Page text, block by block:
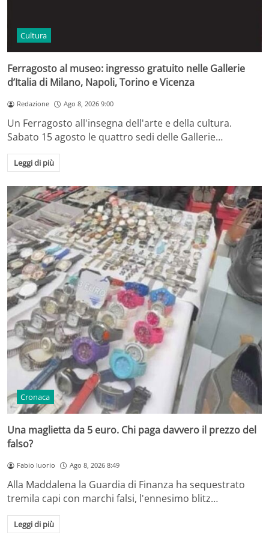
Cultura
Ferragosto al museo: ingresso gratuito nelle Gallerie
d’Italia di Milano, Napoli, Torino e Vicenza
Redazione Ago 8, 2026 9:00
Un Ferragosto all'insegna dell'arte e della cultura.
Sabato 15 agosto le quattro sedi delle Gallerie…
Leggi di più
Cronaca
Una maglietta da 5 euro. Chi paga davvero il prezzo del
falso?
Fabio Iuorio Ago 8, 2026 8:49
Alla Maddalena la Guardia di Finanza ha sequestrato
tremila capi con marchi falsi, l'ennesimo blitz…
Leggi di più